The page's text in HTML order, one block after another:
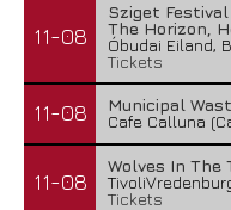
11-08
Sziget
The Horizon,
Óbudai Eiland,
Tickets
11-08
Municipal
Cafe Calluna
11-08
Wolves In The
Tickets